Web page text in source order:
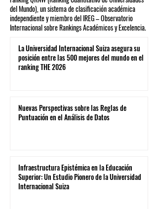
del Mundo), un sistema de clasificación académica
independiente y miembro del IREG – Observatorio
Internacional sobre Rankings Académicos y Excelencia.
La Universidad Internacional Suiza asegura su
posición entre las 500 mejores del mundo en el
ranking THE 2026
Nuevas Perspectivas sobre las Reglas de
Puntuación en el Análisis de Datos
Infraestructura Epistémica en la Educación
Superior: Un Estudio Pionero de la Universidad
Internacional Suiza